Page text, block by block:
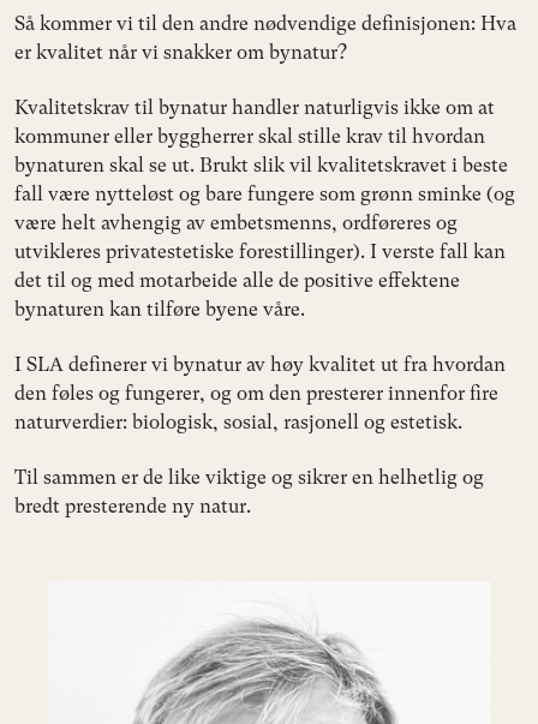
Så kommer vi til den andre nødvendige definisjonen: Hva
er kvalitet når vi snakker om bynatur?
Kvalitetskrav til bynatur handler naturligvis ikke om at
kommuner eller byggherrer skal stille krav til hvordan
bynaturen skal se ut. Brukt slik vil kvalitetskravet i beste
fall være nytteløst og bare fungere som grønn sminke (og
være helt avhengig av embetsmenns, ordføreres og
utvikleres privatestetiske forestillinger). I verste fall kan
det til og med motarbeide alle de positive effektene
bynaturen kan tilføre byene våre.
I SLA definerer vi bynatur av høy kvalitet ut fra hvordan
den føles og fungerer, og om den presterer innenfor fire
naturverdier: biologisk, sosial, rasjonell og estetisk.
Til sammen er de like viktige og sikrer en helhetlig og
bredt presterende ny natur.